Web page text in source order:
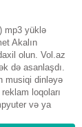
mp3 yüklə
Akalın
olun. Vol.az
də asanlaşdı.
musiqi dinləyə
loqoları
və ya